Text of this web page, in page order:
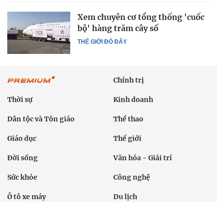
THẾ GIỚI ĐÓ ĐÂY
Xem chuyên cơ tổng thống 'cuốc
bộ' hàng trăm cây số
Chính trị
Thời sự Kinh doanh
Dân tộc và Tôn giáo Thể thao
Giáo dục Thế giới
Đời sống Văn hóa - Giải trí
Sức khỏe Công nghệ
Ô tô xe máy Du lịch